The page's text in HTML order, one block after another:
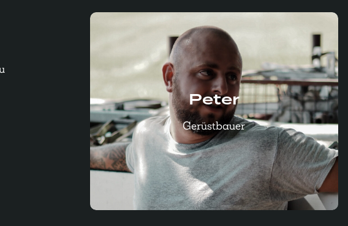
Peter
Gerüstbauer
Peter
“Das Beste ist der familiäre Umgang
miteinander. Ebenso, dass man geregelte
Arbeitszeiten und selten Überstunden hat.”